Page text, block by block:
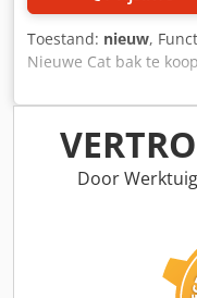
Toestand: nieuw,
Nieuwe Cat bak te
opnemen. Dcedpfx
Door